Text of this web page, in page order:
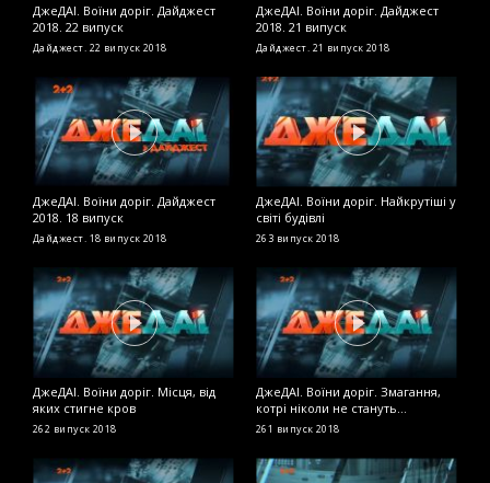
ДжеДАІ. Воїни доріг. Дайджест
2018. 22 випуск
Дайджест. 22 випуск 2018
ДжеДАІ. Воїни доріг. Дайджест
2018. 21 випуск
Дайджест. 21 випуск 2018
ДжеДАІ. Воїни доріг. Дайджест
2018. 18 випуск
Дайджест. 18 випуск 2018
ДжеДАІ. Воїни доріг. Найкрутіші у
світі будівлі
263 випуск 2018
ДжеДАІ. Воїни доріг. Місця, від
яких стигне кров
262 випуск 2018
ДжеДАІ. Воїни доріг. Змагання,
котрі ніколи не стануть
олімпійськими
261 випуск 2018